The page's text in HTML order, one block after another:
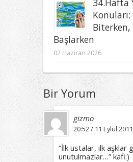
34.Hafta
Konuları:
Biterken,
Başlarken
02 Haziran 2026
Bir Yorum
gizmo
20:52 / 11 Eylül 2011
“İlk ustalar, ilk aşklar
unutulmazlar…” kafi:)